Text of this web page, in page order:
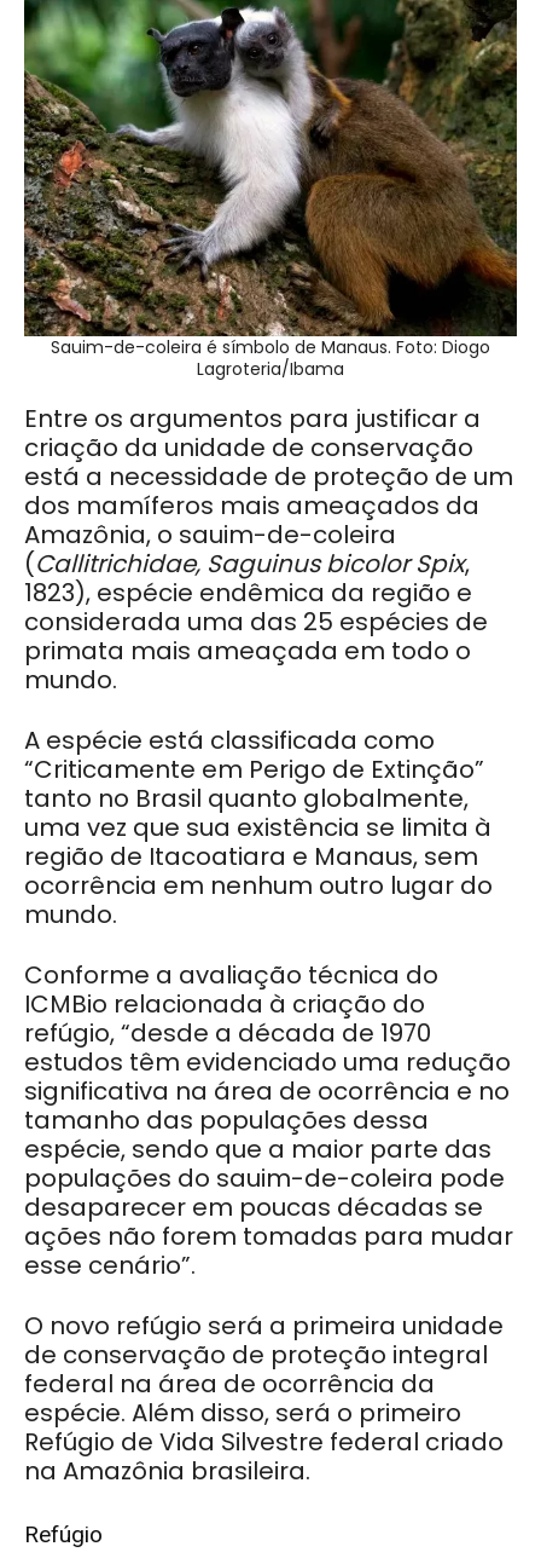
Sauim-de-coleira é símbolo de Manaus. Foto: Diogo
Lagroteria/Ibama
Entre os argumentos para justificar a
criação da unidade de conservação
está a necessidade de proteção de um
dos mamíferos mais ameaçados da
Amazônia, o sauim-de-coleira
(Callitrichidae, Saguinus bicolor Spix,
1823), espécie endêmica da região e
considerada uma das 25 espécies de
primata mais ameaçada em todo o
mundo.
A espécie está classificada como
“Criticamente em Perigo de Extinção”
tanto no Brasil quanto globalmente,
uma vez que sua existência se limita à
região de Itacoatiara e Manaus, sem
ocorrência em nenhum outro lugar do
mundo.
Conforme a avaliação técnica do
ICMBio relacionada à criação do
refúgio, “desde a década de 1970
estudos têm evidenciado uma redução
significativa na área de ocorrência e no
tamanho das populações dessa
espécie, sendo que a maior parte das
populações do sauim-de-coleira pode
desaparecer em poucas décadas se
ações não forem tomadas para mudar
esse cenário”.
O novo refúgio será a primeira unidade
de conservação de proteção integral
federal na área de ocorrência da
espécie. Além disso, será o primeiro
Refúgio de Vida Silvestre federal criado
na Amazônia brasileira.
Refúgio